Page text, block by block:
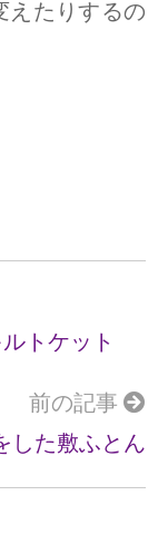
えたりするの
トケット
前の記事
した敷ふとん